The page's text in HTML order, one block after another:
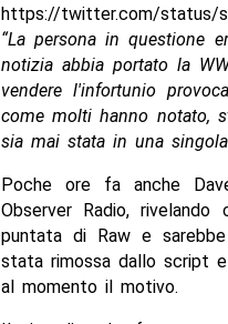
https://twitter.com/status/
“La persona in questione
notizia abbia portato la
vendere l'infortunio
come molti hanno notato,
sia mai stata in una singola
Poche ore fa anche
Observer Radio,
puntata di Raw e
stata rimossa dallo script
al momento il motivo.